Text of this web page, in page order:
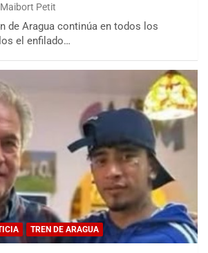
Maibort Petit
de Aragua continúa en todos los
el enfilado…
TREN DE ARAGUA